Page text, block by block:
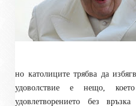
но католиците трябва да
удоволствие е нещо,
удовлетворението без